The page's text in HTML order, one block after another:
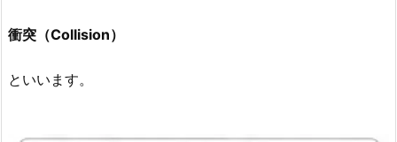
衝突（Collision）
といいます。